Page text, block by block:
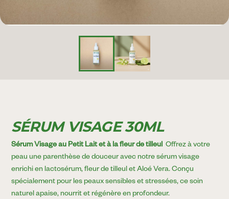
SÉRUM VISAGE 30ML
Sérum Visage au Petit Lait et à la fleur de tilleul Offrez à votre
peau une parenthèse de douceur avec notre sérum visage
enrichi en lactosérum, fleur de tilleul et Aloé Vera. Conçu
spécialement pour les peaux sensibles et stressées, ce soin
naturel apaise, nourrit et régénère en profondeur.